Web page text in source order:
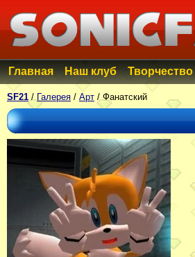
Главная Наш клуб Творчество
SF21 /Галерея / Арт / Фанатский